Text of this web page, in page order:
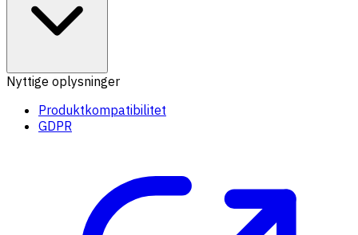
Nyttige oplysninger
Produktkompatibilitet
GDPR